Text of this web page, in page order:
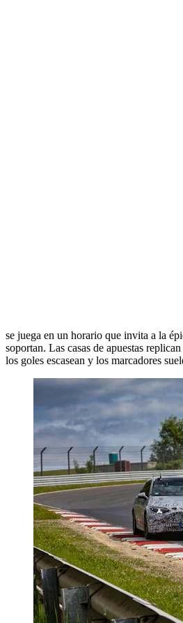
se juega en un horario que invita a la
soportan. Las casas de apuestas
los goles escasean y los marcadores